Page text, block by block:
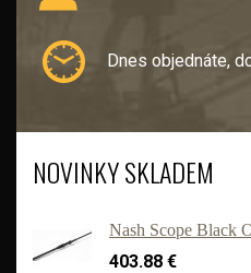
Dnes objednáte,
NOVINKY SKLADEM
Nash Scope Black
403.88 €